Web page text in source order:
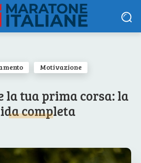
Motivazione
la tua prima corsa: la
completa